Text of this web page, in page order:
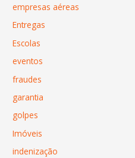
empresas aéreas
Entregas
Escolas
eventos
fraudes
garantia
golpes
Imóveis
indenização